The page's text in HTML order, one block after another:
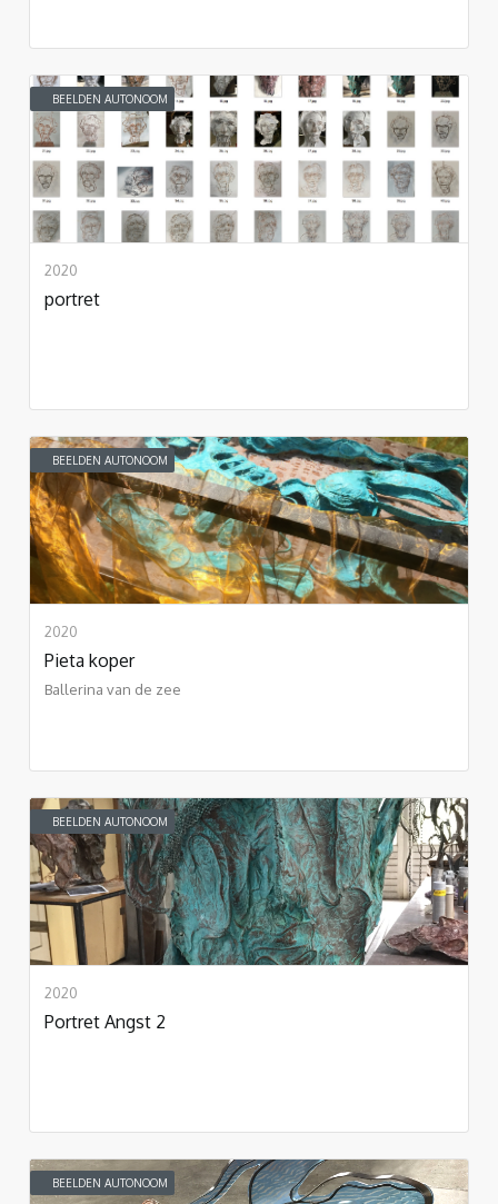
BEELDEN AUTONOOM
2020
portret
BEELDEN AUTONOOM
2020
Pieta koper
Ballerina van de zee
BEELDEN AUTONOOM
2020
Portret Angst 2
BEELDEN AUTONOOM